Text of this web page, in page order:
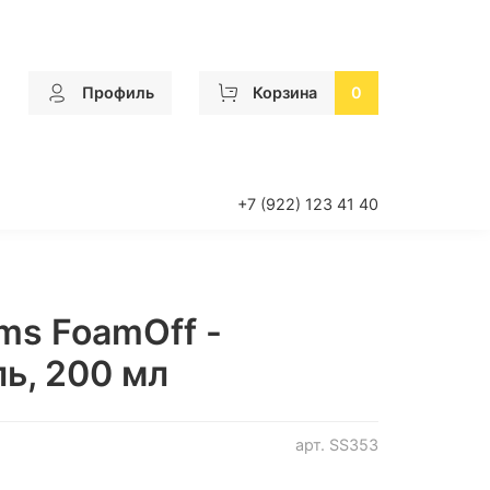
Профиль Корзина 0
+7 (922) 123 41 40
арт. SS353
FoamOff -
200 мл